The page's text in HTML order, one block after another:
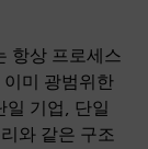
항상 프로세스
미 광범위한
일 기업, 단일
와 같은 구조